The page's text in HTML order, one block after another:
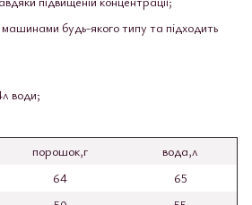
машинами будь-якого типу та підходить
води;
порошок,г
вода,л
64
65